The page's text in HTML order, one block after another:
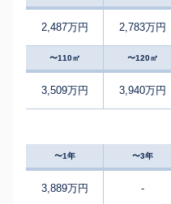
2,487万円 2,783万円
〜110㎡ 〜120㎡
3,509万円 3,940万円
〜1年 〜3年
3,889万円 -